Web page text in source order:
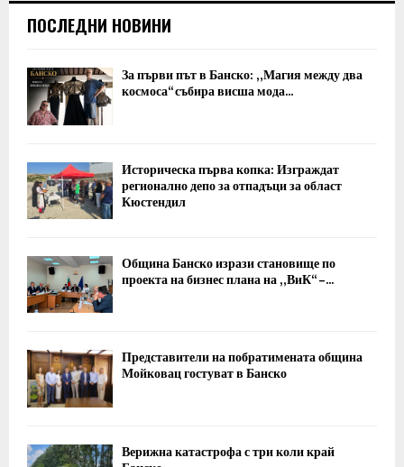
ПОСЛЕДНИ НОВИНИ
За първи път в Банско: „Магия между два
космоса“ събира висша мода...
Историческа първа копка: Изграждат
регионално депо за отпадъци за област
Кюстендил
Община Банско изрази становище по
проекта на бизнес плана на „ВиК“ –...
Представители на побратимената община
Мойковац гостуват в Банско
Верижна катастрофа с три коли край